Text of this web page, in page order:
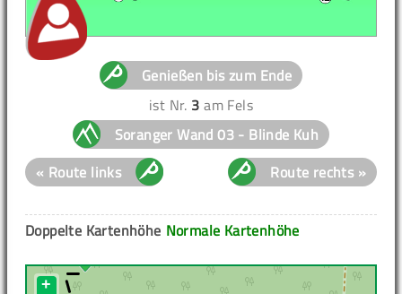
Genießen bis zum Ende
ist Nr. 3 am Fels
Soranger Wand 03 - Blinde Kuh
« Route links
Route rechts »
Normale Kartenhöhe
Doppelte Kartenhöhe
+